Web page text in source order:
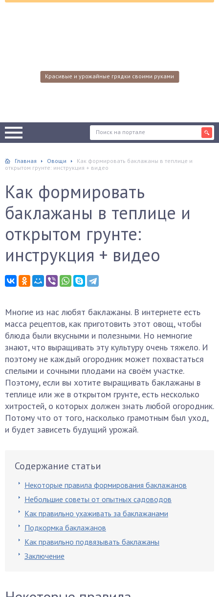
Красивые и урожайные грядки своими руками
Главная Овощи
Как формировать баклажаны в теплице и
открытом грунте: инструкция + видео
Как формировать
баклажаны в теплице и
открытом грунте:
инструкция + видео
Многие из нас любят баклажаны. В интернете есть
масса рецептов, как приготовить этот овощ, чтобы
блюда были вкусными и полезными. Но немногие
знают, что выращивать эту культуру очень тяжело. И
поэтому не каждый огородник может похвастаться
спелыми и сочными плодами на своём участке.
Поэтому, если вы хотите выращивать баклажаны в
теплице или же в открытом грунте, есть несколько
хитростей, о которых должен знать любой огородник.
Потому что от того, насколько грамотным был уход,
и будет зависеть будущий урожай.
Содержание статьи
Некоторые правила формирования баклажанов
Небольшие советы от опытных садоводов
Как правильно ухаживать за баклажанами
Подкормка баклажанов
Как правильно подвязывать баклажаны
Заключение